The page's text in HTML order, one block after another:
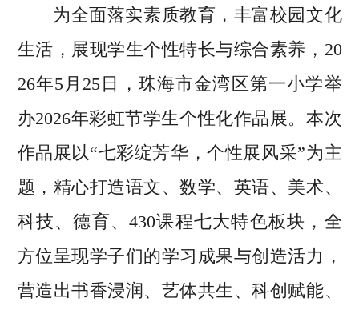
为全面落实素质教育，丰富校园文化
生活，展现学生个性特长与综合素养，20
26年5月25日，珠海市金湾区第一小学举
办2026年彩虹节学生个性化作品展。本次
作品展以“七彩绽芳华，个性展风采”为主
题，精心打造语文、数学、英语、美术、
科技、德育、430课程七大特色板块，全
方位呈现学子们的学习成果与创造活力，
营造出书香浸润、艺体共生、科创赋能、